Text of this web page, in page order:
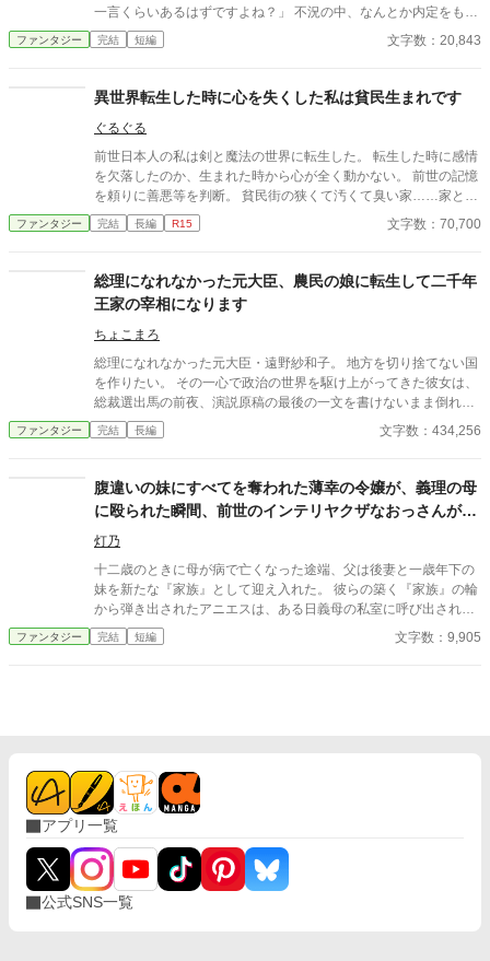
一言くらいあるはずですよね？」 不況の中、なんとか内定をもぎ
取った会社にやっと慣れたと思ったら異世界召還されて勝手に聖
女にされました、佐藤です。いや、元佐藤か。 実は今日、なんか
出ました。 あんまりこういうの詳しくないけど確か超強いやつで
すよね？ なのに周りの反応は正反対！ なんかめっちゃ裏切り者と
か怒鳴られてロープグルグル巻きにされました。 勝手にこっちに
連れて来たりただでさえ難しい聖獣召喚にケチつけたり……なん
かもうこの人たち助けなくてもバチ当たりませんよね？
ファンタジー 完結 短編 文字数：20,843
異世界転生した時に心を失くした私は貧民生まれです
ぐるぐる
前世日本人の私は剣と魔法の世界に転生した。 転生した時に感情
を欠落したのか、生まれた時から心が全く動かない。 前世の記憶
を頼りに善悪等を判断。 貧民街の狭くて汚くて臭い家……家とは
いえないほったて小屋に、生まれた時から住んでいる。 2人の兄
と、私と、弟と母。 母親はいつも心ここにあらず、父親は所在不
4人引っ越しを決意する。 前世の記憶と知識、魔法を駆使して少
しずつでも確実にお金を貯めていく。
ファンタジー 完結 長編 R15 文字数：70,700
総理になれなかった元大臣、農民の娘に転生して二千年
王家の宰相になります
ちょこまろ
総理になれなかった元大臣・遠野紗和子。 地方を切り捨てない国
を作りたい。 その一心で政治の世界を駆け上がってきた彼女は、
総裁選出馬の前夜、演説原稿の最後の一文を書けないまま倒れて
しまう。 次に目覚めた時、彼女は異世界の貧しい農村で、五歳の
少女ミリアに転生していた。 そこにあったのは、華やかな王宮で
われる種麦。 弱い者から順に削られていく、冷たい仕組み。 けれ
どミリアは知っていた。 飢えは、ただの不幸ではない。 必ず、そ
うなる理由がある。 元大臣としての知識と、農民の娘として知っ
た痛み。 その二つを武器に、ミリアは小さな村から国を変え始め
る。 やがて彼女は、村を救い、領地を動かし、王都を揺らし、二
千年続く王家の中枢へと上り詰めていく。 これは、総理になれな
かった女が、 今度こそ「地方を一つの言葉で片づけない国」を作
る物語。
ファンタジー 完結 長編 文字数：434,256
腹違いの妹にすべてを奪われた薄幸の令嬢が、義理の母
に殴られた瞬間、前世のインテリヤクザなおっさんがぶ
ちギレた場合。
灯乃
十二歳のときに母が病で亡くなった途端、父は後妻と一歳年下の
妹を新たな『家族』として迎え入れた。 彼らの築く『家族』の輪
から弾き出されたアニエスは、ある日義母の私室に呼び出され―
―。 タイトル通りのおっさんコメディーです。
ファンタジー 完結 短編 文字数：9,905
アプリ一覧
公式SNS一覧